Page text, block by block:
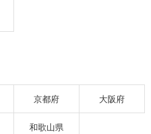
京都府 大阪府
和歌山県